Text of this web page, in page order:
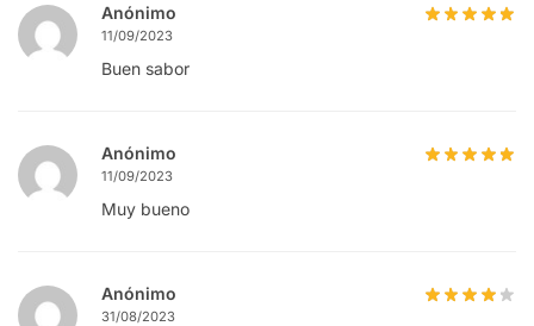
Anónimo
11/09/2023
Buen sabor
Anónimo
11/09/2023
Muy bueno
Anónimo
31/08/2023